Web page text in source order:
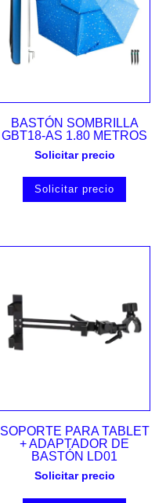
BASTÓN SOMBRILLA
GBT18-AS 1.80 METROS
Solicitar precio
Solicitar precio
SOPORTE PARA TABLET
+ ADAPTADOR DE
BASTÓN LD01
Solicitar precio